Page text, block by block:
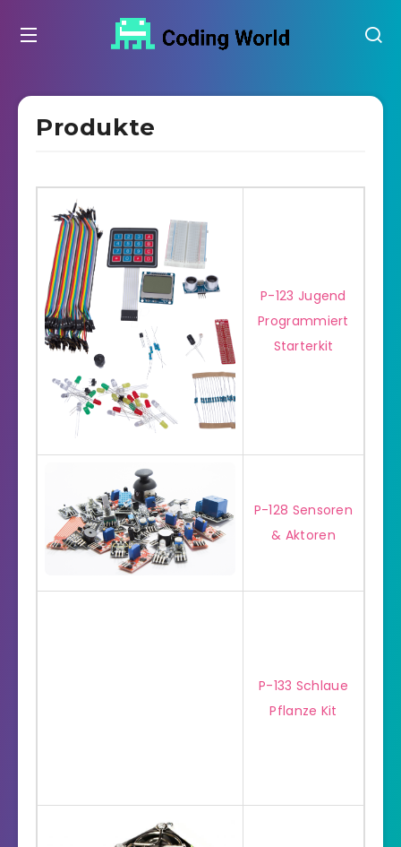
Produkte
P-123 Jugend
Programmiert
Starterkit
P-128 Sensoren
& Aktoren
P-133 Schlaue
Pflanze Kit